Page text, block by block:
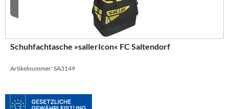
Schuhfachtasche »sallerIcon« FC Saltendorf
Artikelnummer: SA3149